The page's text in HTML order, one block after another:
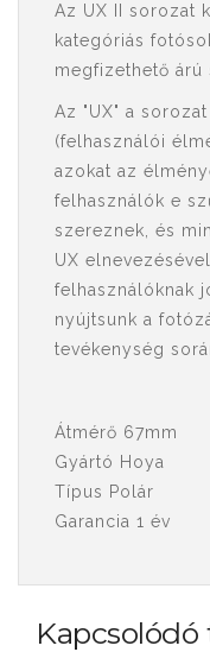
Az UX II sorozat
kategóriás
megfizethető árú
Az "UX" a
(felhasználói
azokat az
felhasználók e
szereznek, és
UX
felhasználóknak
nyújtsunk a
tevékenység
Átmérő 67mm
Gyártó Hoya
Típus Polár
Garancia 1 év